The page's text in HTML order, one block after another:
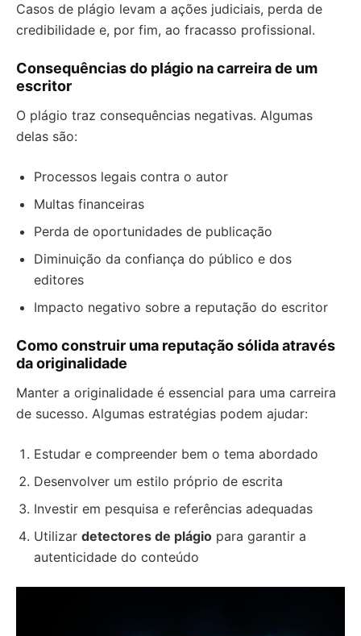
Casos de plágio levam a ações judiciais, perda de
credibilidade e, por fim, ao fracasso profissional.
Consequências do plágio na carreira de um
escritor
O plágio traz consequências negativas. Algumas
delas são:
Processos legais contra o autor
Multas financeiras
Perda de oportunidades de publicação
Diminuição da confiança do público e dos
editores
Impacto negativo sobre a reputação do escritor
Como construir uma reputação sólida através
da originalidade
Manter a originalidade é essencial para uma carreira
de sucesso. Algumas estratégias podem ajudar:
Estudar e compreender bem o tema abordado
Desenvolver um estilo próprio de escrita
Investir em pesquisa e referências adequadas
Utilizar detectores de plágio para garantir a
autenticidade do conteúdo